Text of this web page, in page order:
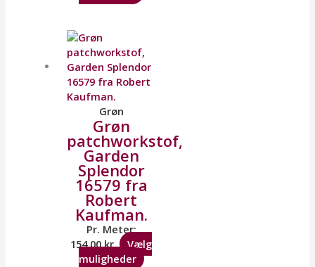
Grøn
Grøn
patchworkstof,
Garden
Splendor
16579 fra
Robert
Kaufman.
Pr. Meter:
154,00kr.
Vælg
muligheder